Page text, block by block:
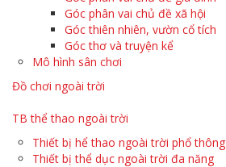
Góc phân vai chủ đề xã hội
Góc thiên nhiên, vườn cổ tích
Góc thơ và truyện kể
Mô hình sân chơi
Đồ chơi ngoài trời
TB thể thao ngoài trời
Thiết bị hể thao ngoài trời phổ thông
Thiết bị thể dục ngoài trời đa năng